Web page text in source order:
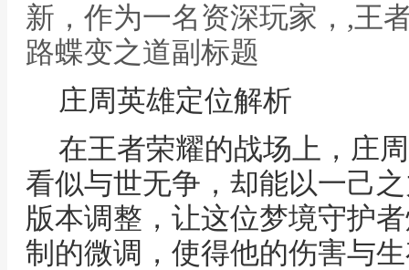
新，作为一名资深玩家，,王
路蝶变之道副标题
庄周英雄定位解析
在王者荣耀的战场上，庄
看似与世无争，却能以一己
版本调整，让这位梦境守护
制的微调，使得他的伤害与